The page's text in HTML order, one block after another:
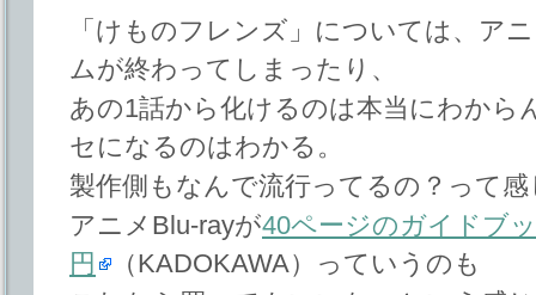
「けものフレンズ」については、ア
ムが終わってしまったり、
あの1話から化けるのは本当にわから
セになるのはわかる。
製作側もなんで流行ってるの？って
アニメBlu-rayが40ページのガイドブ
円
（KADOKAWA）っていうのも